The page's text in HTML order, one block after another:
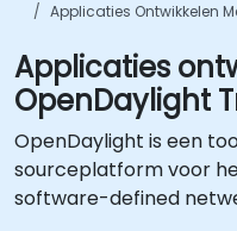
Applicaties Ontwikkelen
Applicaties
OpenDaylight
OpenDaylight is een
sourceplatform voor
software-defined